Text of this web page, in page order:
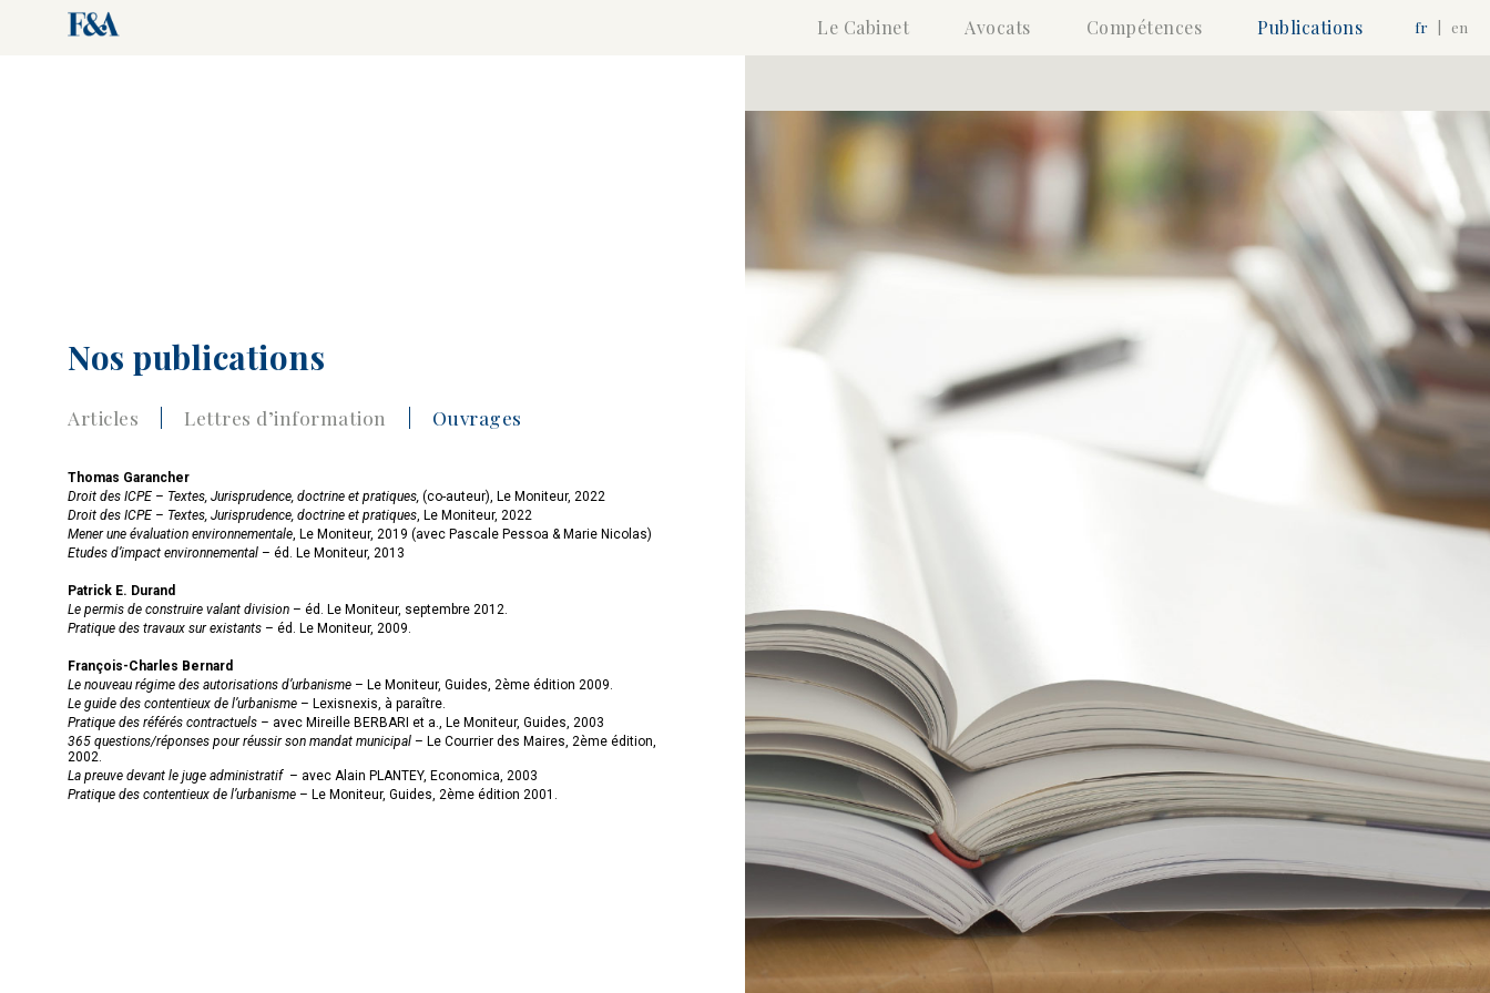
Le Cabinet Avocats Compétences Publications fr en
Nos publications
Articles Lettres d’information Ouvrages
Thomas Garancher
Droit des ICPE – Textes, Jurisprudence, doctrine et pratiques, (co-auteur), Le Moniteur, 2022
Droit des ICPE – Textes, Jurisprudence, doctrine et pratiques , Le Moniteur, 2022
Mener une évaluation environnementale , Le Moniteur, 2019 (avec Pascale Pessoa & Marie Nicolas)
Etudes d’impact environnemental – éd. Le Moniteur, 2013
Patrick E. Durand
Le permis de construire valant division – éd. Le Moniteur, septembre 2012.
Pratique des travaux sur existants – éd. Le Moniteur, 2009.
François-Charles Bernard
Le nouveau régime des autorisations d’urbanisme – Le Moniteur, Guides, 2ème édition 2009.
Le guide des contentieux de l’urbanisme – Lexisnexis, à paraître.
Pratique des référés contractuels – avec Mireille BERBARI et a., Le Moniteur, Guides, 2003
365 questions/réponses pour réussir son mandat municipal – Le Courrier des Maires, 2ème édition,
2002.
La preuve devant le juge administratif– avec Alain PLANTEY, Economica, 2003
Pratique des contentieux de l’urbanisme – Le Moniteur, Guides, 2ème édition 2001.